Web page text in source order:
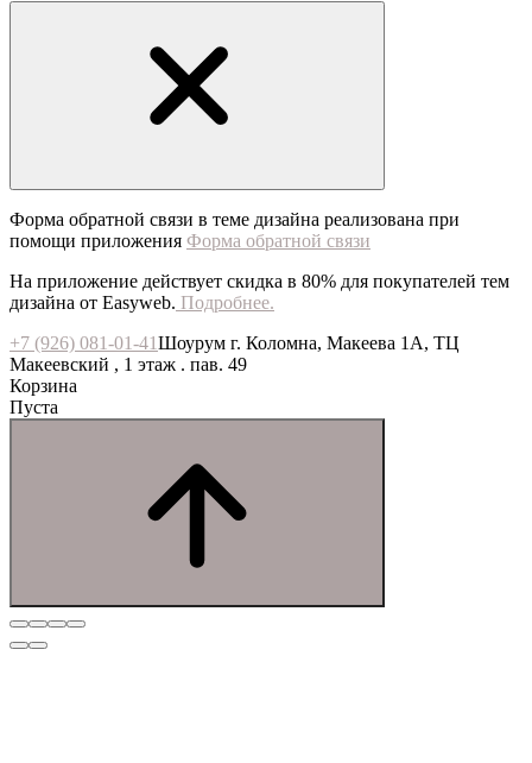
Форма обратной связи в теме дизайна реализована при
помощи приложения Форма обратной связи
На приложение действует скидка в 80% для покупателей тем
дизайна от Easyweb. Подробнее.
+7 (926) 081-01-41Шоурум г. Коломна, Макеева 1А, ТЦ
Макеевский , 1 этаж . пав. 49
Корзина
Пуста